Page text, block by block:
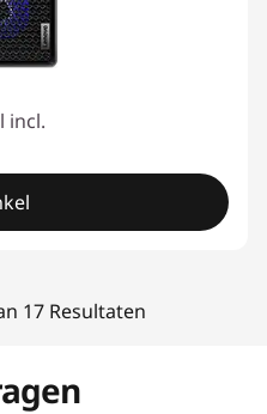
incl.
17 Resultaten